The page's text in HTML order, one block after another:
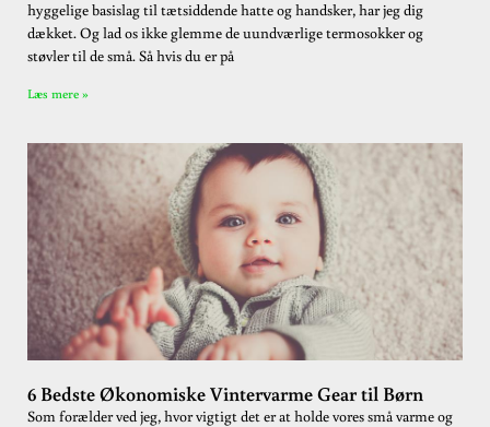
hyggelige basislag til tætsiddende hatte og handsker, har jeg dig
dækket. Og lad os ikke glemme de uundværlige termosokker og
støvler til de små. Så hvis du er på
Læs mere »
6 Bedste Økonomiske Vintervarme Gear til Børn
Som forælder ved jeg, hvor vigtigt det er at holde vores små varme og